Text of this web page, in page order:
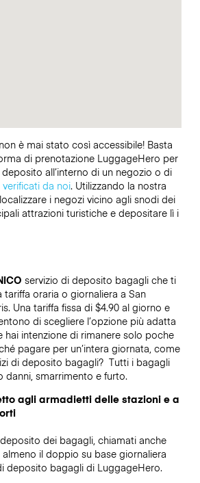
è mai stato così accessibile! Basta
di prenotazione LuggageHero per
all’interno di un negozio o di
verificati da noi. Utilizzando la nostra
i negozi vicino agli snodi dei
attrazioni turistiche e depositare lì i
servizio di deposito bagagli che ti
tariffa oraria o giornaliera a San
Una tariffa fissa di $4.90 al giorno e
di scegliere l’opzione più adatta
hai intenzione di rimanere solo poche
pagare per un’intera giornata, come
di deposito bagagli? Tutti i bagagli
smarrimento e furto.
agli armadietti delle stazioni e a
dei bagagli, chiamati anche
il doppio su base giornaliera
deposito bagagli di LuggageHero.